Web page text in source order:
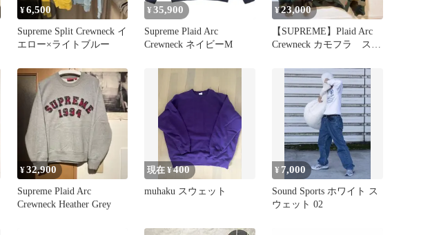
¥6,500
Supreme Split Crewneck イ
エロー×ライトブルー
¥ 35,900
Supreme Plaid Arc
Crewneck ネイビーM
¥23,000
【SUPREME】Plaid Arc
Crewneck カモフラ スウ
¥32,900
Supreme Plaid Arc
Crewneck Heather Grey
現在 ¥400
muhaku スウェット
¥ 7,000
Sound Sports ホワイト ス
ウェット 02